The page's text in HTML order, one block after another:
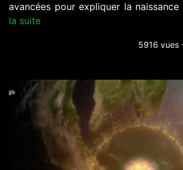
avancées pour expliquer la
la suite
5916 vues